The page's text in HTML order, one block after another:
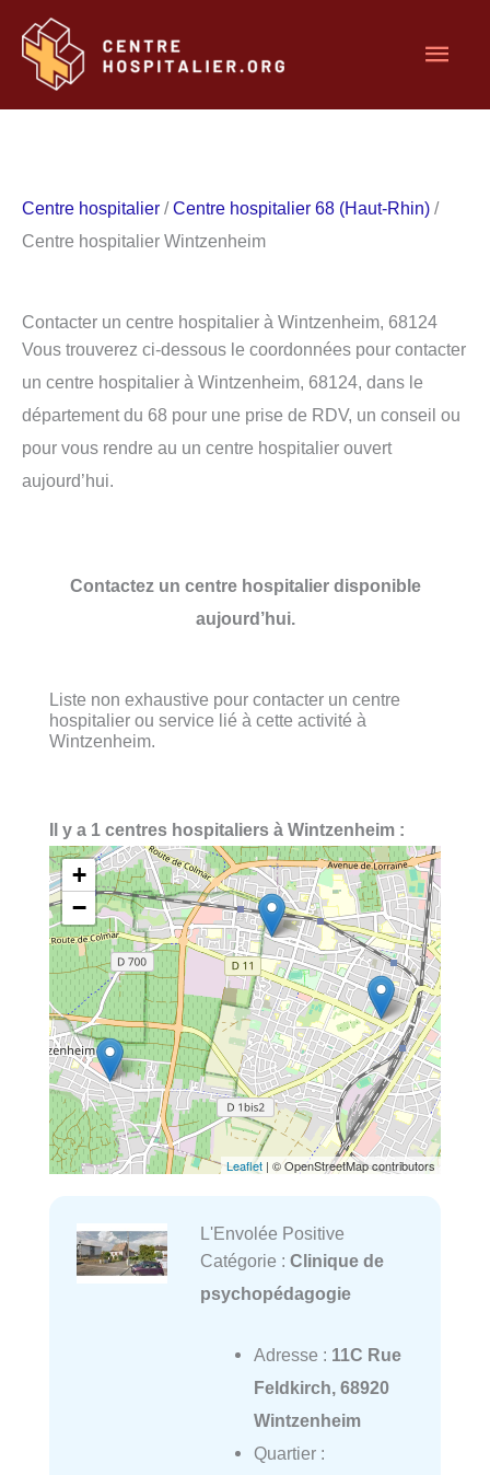
contenu
Centre hospitalier /Centre hospitalier 68 (Haut-Rhin) /
Centre hospitalier Wintzenheim
Contacter un centre hospitalier à Wintzenheim, 68124
Vous trouverez ci-dessous le coordonnées pour contacter
un centre hospitalier à Wintzenheim, 68124, dans le
département du 68 pour une prise de RDV, un conseil ou
pour vous rendre au un centre hospitalier ouvert
aujourd’hui.
Contactez un centre hospitalier disponible
aujourd’hui.
Liste non exhaustive pour contacter un centre
hospitalier ou service lié à cette activité à
Wintzenheim.
Il y a 1 centres hospitaliers à Wintzenheim :
+
−
Leaflet | © OpenStreetMap contributors
L'Envolée Positive
Catégorie : Clinique de
psychopédagogie
Adresse : 11C Rue
Feldkirch, 68920
Wintzenheim
Quartier :